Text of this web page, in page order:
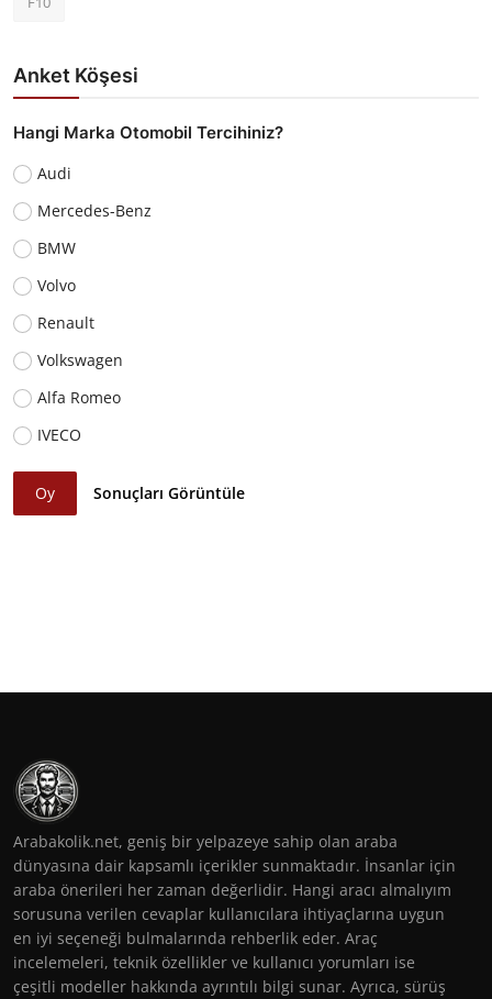
Anket Köşesi
Hangi Marka Otomobil Tercihiniz?
Audi
Mercedes-Benz
BMW
Volvo
Renault
Volkswagen
Alfa Romeo
IVECO
Oy Sonuçları Görüntüle
Arabakolik.net, geniş bir yelpazeye sahip olan araba
dünyasına dair kapsamlı içerikler sunmaktadır. İnsanlar için
araba önerileri her zaman değerlidir. Hangi aracı almalıyım
sorusuna verilen cevaplar kullanıcılara ihtiyaçlarına uygun
en iyi seçeneği bulmalarında rehberlik eder. Araç
incelemeleri, teknik özellikler ve kullanıcı yorumları ise
çeşitli modeller hakkında ayrıntılı bilgi sunar. Ayrıca, sürüş